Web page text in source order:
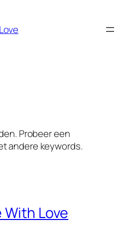
Probeer een
andere keywords.
Love